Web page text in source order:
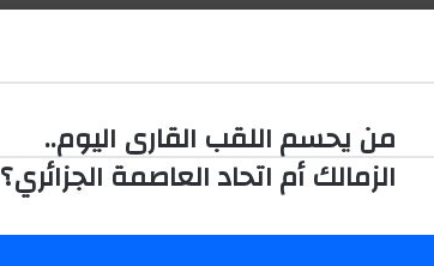
من
يحسم
اللقب
اليوم..
من يحسم اللقب القارى اليوم..
الزمالك أم اتحاد العاصمة الجزائري؟